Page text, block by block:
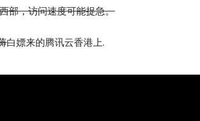
部，访问速度可能捉急。
白嫖来的腾讯云香港上.